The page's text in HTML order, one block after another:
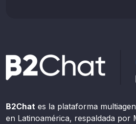
B2Chat es la plataforma
en Latinoamérica, respaldada por